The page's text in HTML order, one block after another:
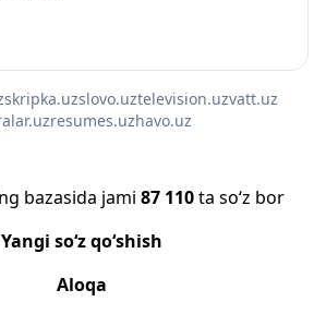
skripka.uzslovo.uztelevision.uzvatt.uz
resumes.uzhavo.uz
bazasida jami 87 110ta so‘z bor
Yangi so‘z qo‘shish
Aloqa